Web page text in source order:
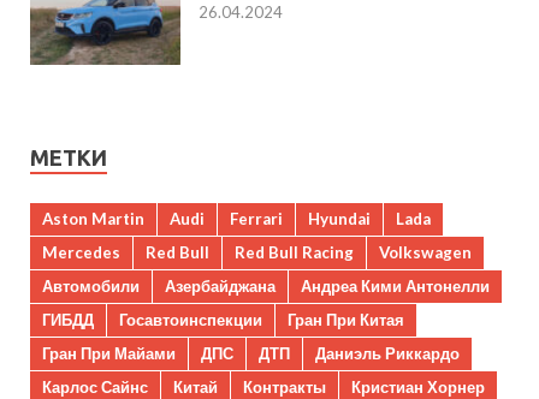
26.04.2024
МЕТКИ
Aston Martin Audi Ferrari Hyundai
Lada
Mercedes
Red Bull Red Bull Racing
Volkswagen
Автомобили
Азербайджана
Андреа Кими Антонелли
ГИБДД
Госавтоинспекции
Гран При Китая
Гран При Майами
ДПС ДТП
Даниэль Риккардо
Карлос Сайнс
Китай Контракты
Кристиан Хорнер